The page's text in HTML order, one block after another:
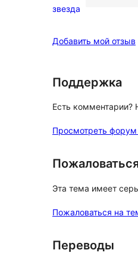
звездный
1
звездный
звезда
Добавить мой отзыв
Поддержка
Есть
Просмотреть
Эта тема имеет
Пожаловаться на
Переводы